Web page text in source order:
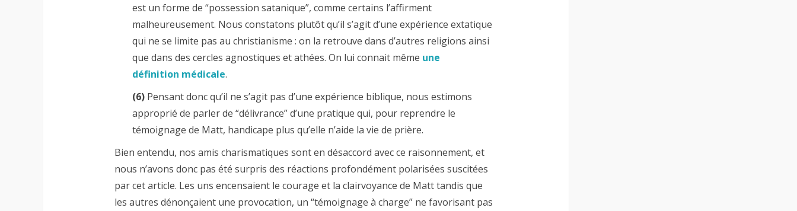
est un forme de “possession satanique”, comme certains l’affirment
malheureusement. Nous constatons plutôt qu’il s’agit d’une expérience extatique
qui ne se limite pas au christianisme : on la retrouve dans d’autres religions ainsi
que dans des cercles agnostiques et athées. On lui connait même une
définition médicale.
(6) Pensant donc qu’il ne s’agit pas d’une expérience biblique, nous estimons
approprié de parler de “délivrance” d’une pratique qui, pour reprendre le
témoignage de Matt, handicape plus qu’elle n’aide la vie de prière.
Bien entendu, nos amis charismatiques sont en désaccord avec ce raisonnement, et
nous n’avons donc pas été surpris des réactions profondément polarisées suscitées
par cet article. Les uns encensaient le courage et la clairvoyance de Matt tandis que
les autres dénonçaient une provocation, un “témoignage à charge” ne favorisant pas